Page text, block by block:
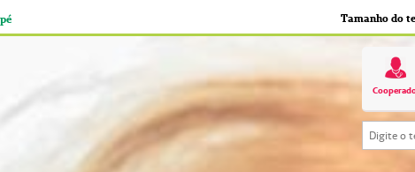
Tamanho do